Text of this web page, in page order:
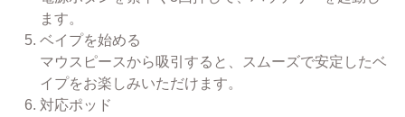
ます。
ベイプを始める
マウスピースから吸引すると、スムーズで安定したベ
イプをお楽しみいただけます。
対応ポッド